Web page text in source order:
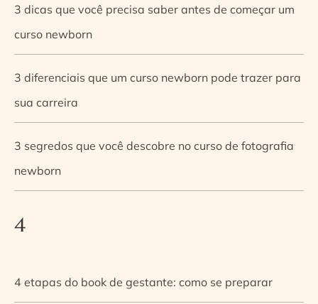
3 dicas que você precisa saber antes de começar um
curso newborn
3 diferenciais que um curso newborn pode trazer para
sua carreira
3 segredos que você descobre no curso de fotografia
newborn
4
4 etapas do book de gestante: como se preparar